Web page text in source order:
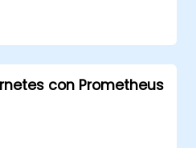
y configuraciones
el rendimiento
prácticas para
y el
con Prometheus